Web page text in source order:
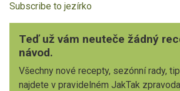
Subscribe to jezírko
Teď už vám neuteče žádný
návod.
Všechny nové recepty, sezónní rady,
najdete v pravidelném JakTak